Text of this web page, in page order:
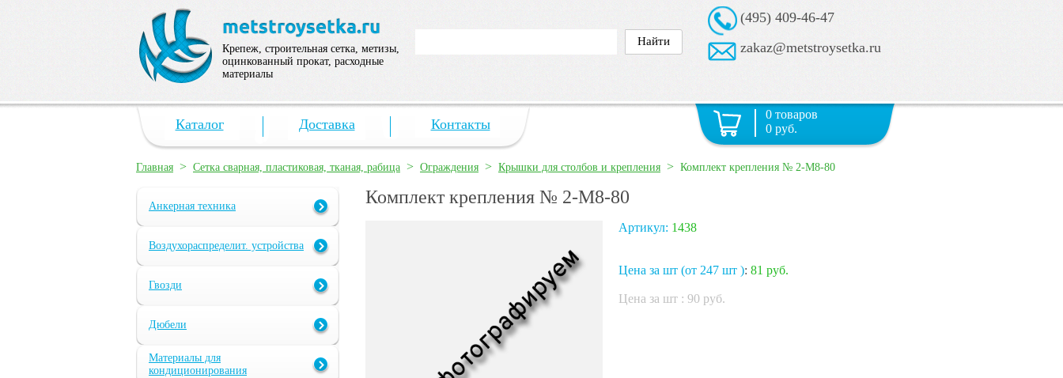
Крепеж, строительная сетка, метизы,
оцинкованный прокат, расходные
материалы
(495) 409-46-47
zakaz@metstroysetka.ru
Каталог Доставка Контакты
0 товаров
0 руб.
Главная > Сетка сварная, пластиковая, тканая, рабица > Ограждения > Крышки для столбов и крепления > Комплект крепления № 2-М8-80
Анкерная техника
Воздухораспределит. устройства
Гвозди
Дюбели
Материалы для
кондиционирования
Комплект крепления № 2-М8-80
Артикул: 1438
Цена за шт (от 247 шт ): 81 руб.
Цена за шт : 90 руб.